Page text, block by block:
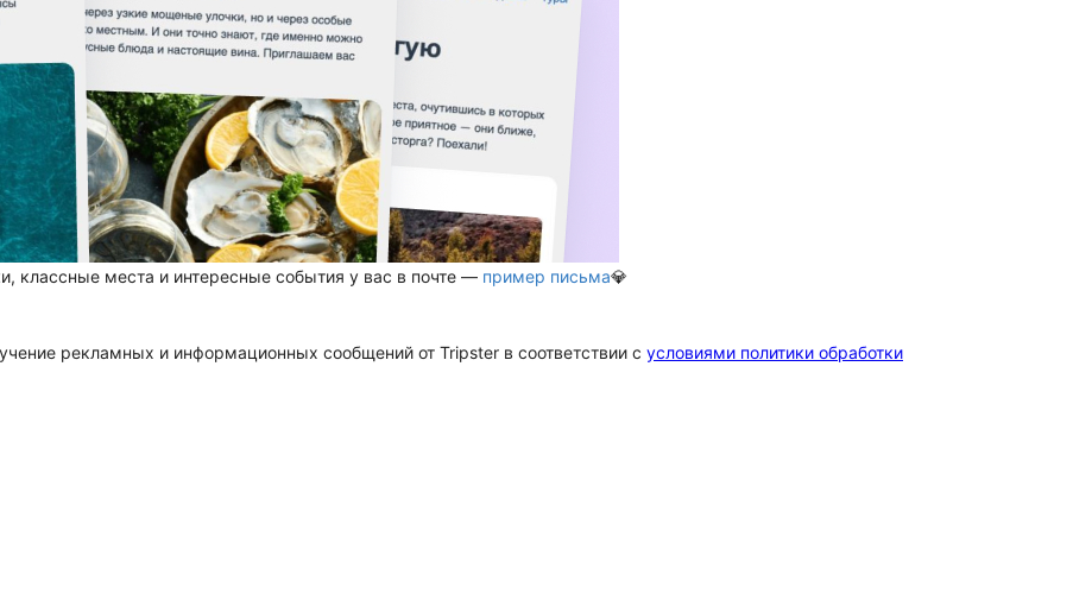
классные места и интересные события у вас в почте — пример письма💎
рекламных и информационных сообщений от Tripster в соответствии c условиями политики обработки